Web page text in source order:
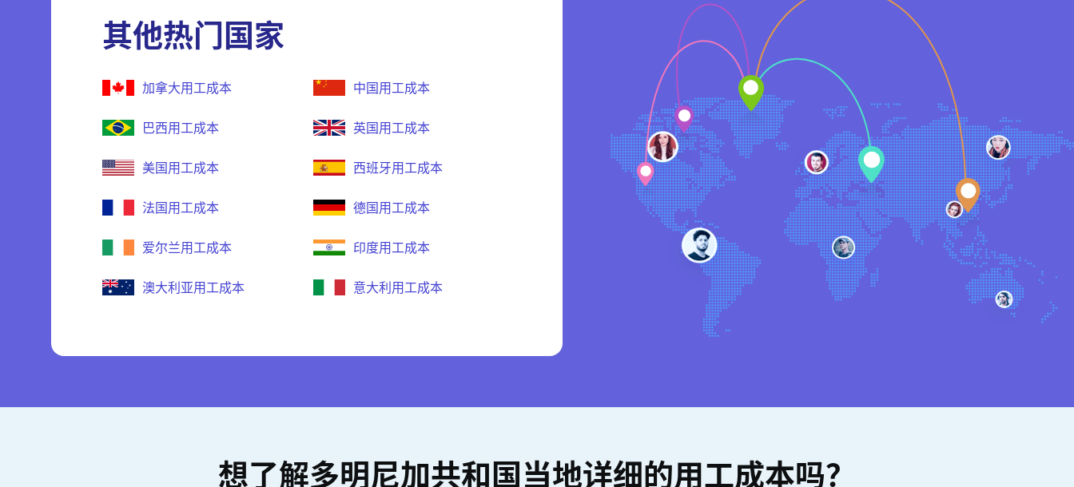
其他热门国家
加拿大用工成本 中国用工成本
巴西用工成本 英国用工成本
美国用工成本 西班牙用工成本
法国用工成本 德国用工成本
爱尔兰用工成本 印度用工成本
澳大利亚用工成本 意大利用工成本
想了解多明尼加共和国当地详细的用工成本吗？